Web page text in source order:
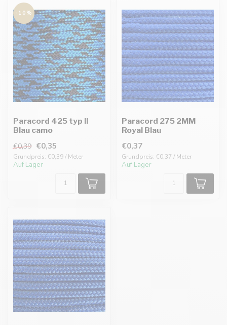
-10%
Paracord 425 typ II
Blau camo
€0,39 €0,35
Grundpreis: €0,39 / Meter
Auf Lager
Paracord 275 2MM
Royal Blau
€0,37
Grundpreis: €0,37 / Meter
Auf Lager